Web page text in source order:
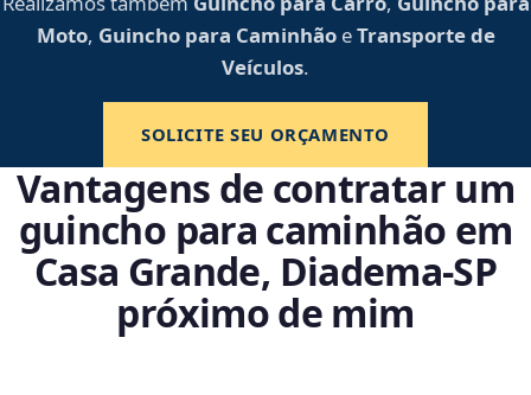
Moto, Guincho para CaminhãoeTransporte de
Veículos.
SOLICITE SEU ORÇAMENTO
Vantagens de contratar um
guincho para caminhão em
Casa Grande, Diadema‑SP
próximo de mim